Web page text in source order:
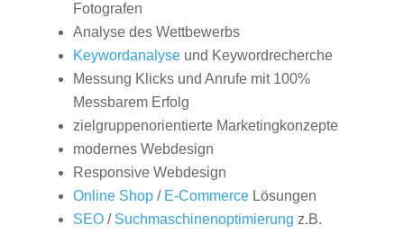
Fotografen
Analyse des Wettbewerbs
Keywordanalyseund Keywordrecherche
Messung Klicks und Anrufe mit 100%
Messbarem Erfolg
zielgruppenorientierte Marketingkonzepte
modernes Webdesign
Responsive Webdesign
Online Shop/ E-CommerceLösungen
SEO/ Suchmaschinenoptimierung z.B.